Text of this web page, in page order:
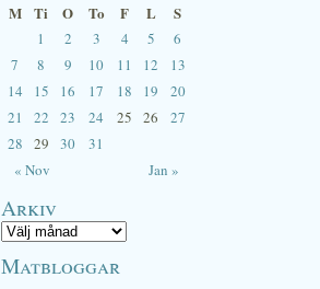
M Ti O To F L S
« Nov Jan »
1 2 3 4 5
6
7
8 9 10 11 12
13
14
15 16 17 18 19
20
21
22 23 24 25 26
27
28
29 30 31
Arkiv
Matbloggar